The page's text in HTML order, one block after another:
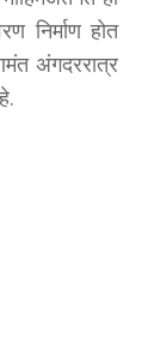
निर्माण होत
अंगदररात्र